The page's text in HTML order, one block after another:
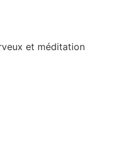
et méditation